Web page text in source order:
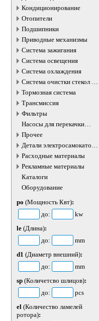
Кондиционирование
Отопители
Подшипники
Приводные механизмы
Система зажигания
Система освещения
Система охлаждения
Система очистки стекол и
фар
Тормозная система
Трансмиссия
Фильтры
Насосы для перекачки
жидкостей
Прочее
Детали электросамокатов и
электротранспорта
Расходные материалы
Рекламные материалы
Каталоги
Оборудование
po (Мощность Квт):
до:
kw
le (Длина):
до:
mm
d1 (Диаметр внешний):
до:
mm
sp (Количетсво шлицов):
до:
pcs
el (Количество ламелей
ротора):